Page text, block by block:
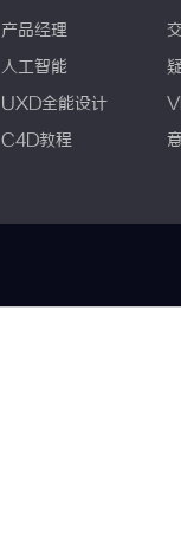
产品经理
人工智能
UXD全能设计
C4D教程